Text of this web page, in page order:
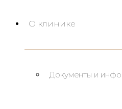
О клинике
Документы и